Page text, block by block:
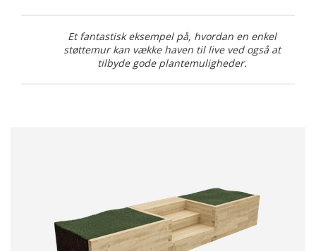
Et fantastisk eksempel på, hvordan en enkel
støttemur kan vække haven til live ved også at
tilbyde gode plantemuligheder.